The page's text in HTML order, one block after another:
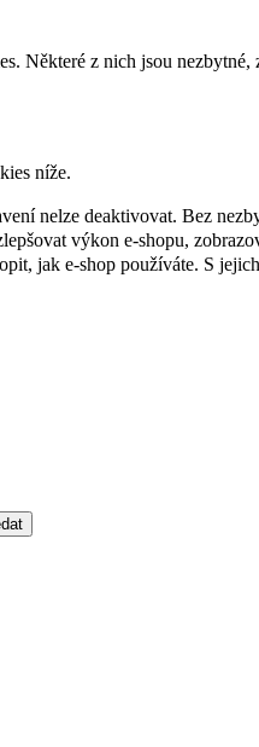
Některé z nich jsou
níže.
nelze deaktivovat. Bez
výkon e-shopu,
jak e-shop používáte. S